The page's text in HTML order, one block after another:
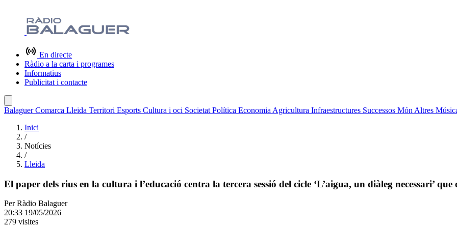
En directe
Ràdio a la carta i programes
Informatius
Publicitat i contacte
BalaguerComarca Lleida Territori Esports Cultura i oci Societat Política Economia Agricultura Infraestructures Successos Món Altres
Inici
/
Notícies
/
Lleida
El paper dels rius en la cultura i l’educació centra la tercera sessió del cicle ‘L’aigua, un diàleg necessari’
Per Ràdio Balaguer
20:33 19/05/2026
279 visites